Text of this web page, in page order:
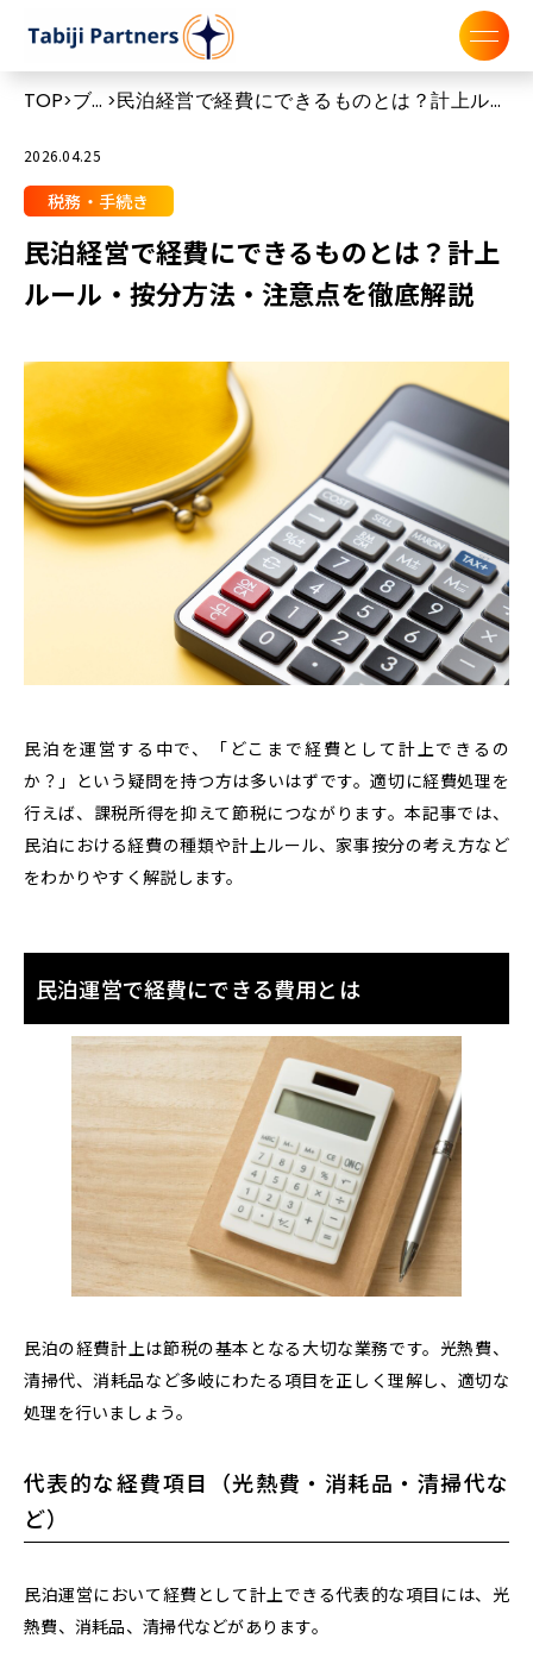
TOP>ブ
グ
>民泊経営で経費にできるものとは？計上ルー
2026.04.25
税務・手続き
民泊経営で経費にできるものとは？計上
ルール・按分方法・注意点を徹底解説
民泊を運営する中で、「どこまで経費として計上できるの
か？」という疑問を持つ方は多いはずです。適切に経費処理を
行えば、課税所得を抑えて節税につながります。本記事では、
民泊における経費の種類や計上ルール、家事按分の考え方など
をわかりやすく解説します。
民泊運営で経費にできる費用とは
民泊の経費計上は節税の基本となる大切な業務です。光熱費、
清掃代、消耗品など多岐にわたる項目を正しく理解し、適切な
処理を行いましょう。
代表的な経費項目（光熱費・消耗品・清掃代な
ど）
民泊運営において経費として計上できる代表的な項目には、光
熱費、消耗品、清掃代などがあります。